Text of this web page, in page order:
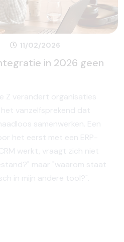
11/02/2026
in 2026 geen
Z verandert organisaties
het vanzelfsprekend dat
samenwerken. Een
het eerst met een ERP-
werkt, vraagt zich niet
maar "waarom staat
in mijn andere tool?".